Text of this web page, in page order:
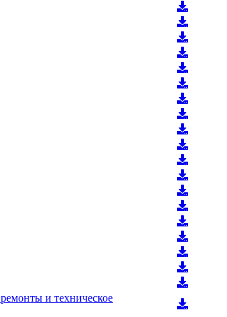
и техническое